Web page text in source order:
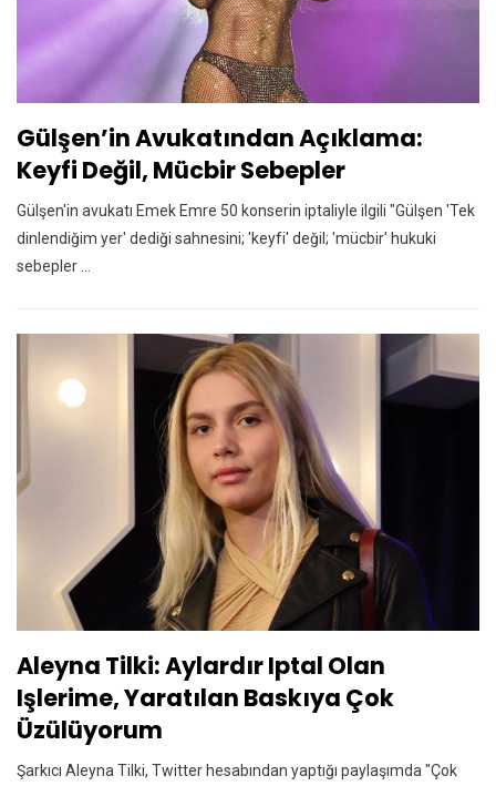
Gülşen’in Avukatından Açıklama:
Keyfi Değil, Mücbir Sebepler
Gülşen'in avukatı Emek Emre 50 konserin iptaliyle ilgili "Gülşen 'Tek
dinlendiğim yer' dediği sahnesini; 'keyfi' değil; 'mücbir' hukuki
sebepler ...
Aleyna Tilki: Aylardır Iptal Olan
Işlerime, Yaratılan Baskıya Çok
Üzülüyorum
Şarkıcı Aleyna Tilki, Twitter hesabından yaptığı paylaşımda "Çok